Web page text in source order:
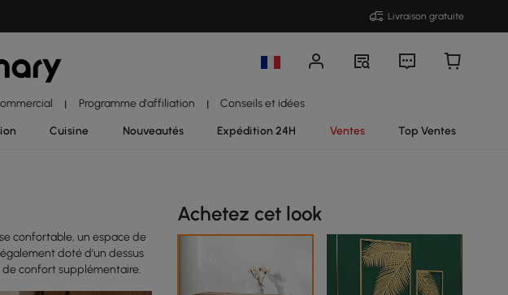
Livraison gratuite
| Programme d'affiliation | Conseils et idées
Cuisine Nouveautés Expédition 24H Ventes Top Ventes
confortable, un espace de
doté d'un dessus
confort supplémentaire.
Achetez cet look